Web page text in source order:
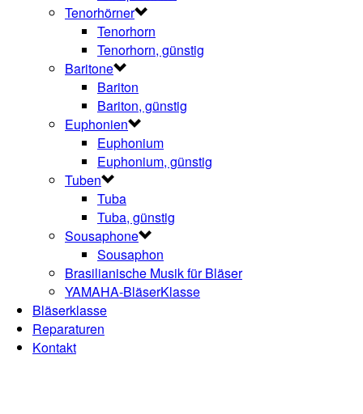
Tenorhörner
Tenorhorn
Tenorhorn, günstig
Baritone
Bariton
Bariton, günstig
Euphonien
Euphonium
Euphonium, günstig
Tuben
Tuba
Tuba, günstig
Sousaphone
Sousaphon
Brasilianische Musik für Bläser
YAMAHA-BläserKlasse
Bläserklasse
Reparaturen
Kontakt